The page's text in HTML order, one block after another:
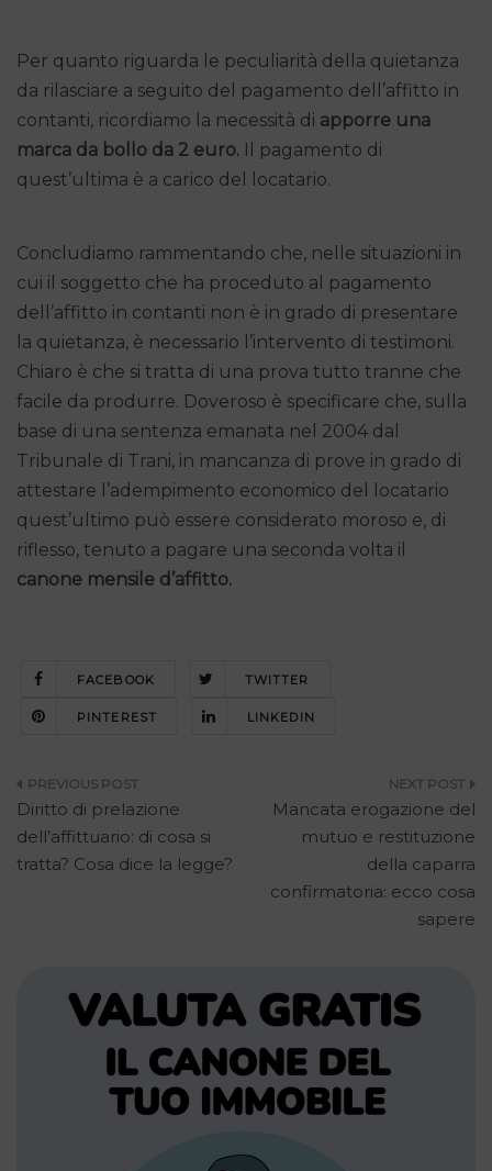
Per quanto riguarda le peculiarità della quietanza
da rilasciare a seguito del pagamento dell’affitto in
contanti, ricordiamo la necessità di apporre una
marca da bollo da 2 euro. Il pagamento di
quest’ultima è a carico del locatario.
Concludiamo rammentando che, nelle situazioni in
cui il soggetto che ha proceduto al pagamento
dell’affitto in contanti non è in grado di presentare
la quietanza, è necessario l’intervento di testimoni.
Chiaro è che si tratta di una prova tutto tranne che
facile da produrre. Doveroso è specificare che, sulla
base di una sentenza emanata nel 2004 dal
Tribunale di Trani, in mancanza di prove in grado di
attestare l’adempimento economico del locatario
quest’ultimo può essere considerato moroso e, di
riflesso, tenuto a pagare una seconda volta il
canone mensile d’affitto.
FACEBOOK TWITTER
PINTEREST LINKEDIN
Navigazione
articoli
Diritto di prelazione
dell’affittuario: di cosa si
tratta? Cosa dice la legge?
Mancata erogazione del
mutuo e restituzione
della caparra
confirmatoria: ecco cosa
sapere